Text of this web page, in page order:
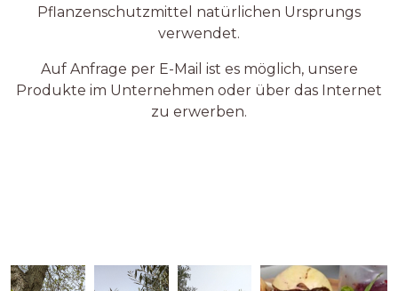
Pflanzenschutzmittel natürlichen Ursprungs
verwendet.
Auf Anfrage per E-Mail ist es möglich, unsere
Produkte im Unternehmen oder über das Internet
zu erwerben.